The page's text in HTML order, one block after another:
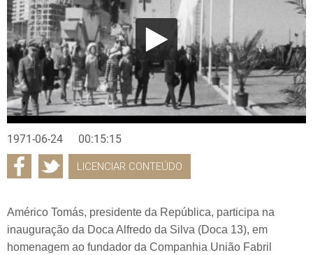
1971-06-24 00:15:15
LICENCIAR CONTEÚDO
Américo Tomás, presidente da República, participa na
inauguração da Doca Alfredo da Silva (Doca 13), em
homenagem ao fundador da Companhia União Fabril